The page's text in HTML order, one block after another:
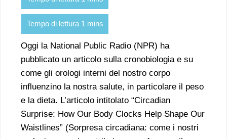
Oggi la National Public Radio (NPR) ha
pubblicato un articolo sulla cronobiologia e su
come gli orologi interni del nostro corpo
influenzino la nostra salute, in particolare il peso
e la dieta. L’articolo intitolato “Circadian
Surprise: How Our Body Clocks Help Shape Our
Waistlines” (Sorpresa circadiana: come i nostri